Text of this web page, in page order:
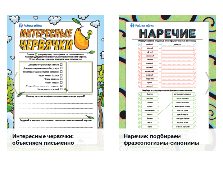
Интересные червячки:
объясняем письменно
Наречие: подбираем
фразеологизмы-синонимы